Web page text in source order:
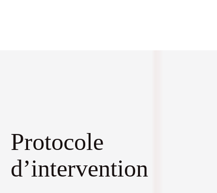
Protocole
d’intervention